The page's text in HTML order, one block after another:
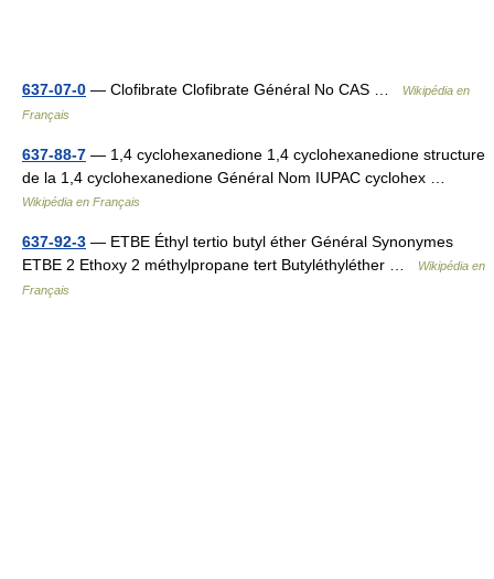
637-07-0 — Clofibrate Clofibrate Général No CAS …
Wikipédia en
Français
637-88-7 — 1,4 cyclohexanedione 1,4 cyclohexanedione structure
de la 1,4 cyclohexanedione Général Nom IUPAC cyclohex …
Wikipédia en Français
637-92-3 — ETBE Éthyl tertio butyl éther Général Synonymes
ETBE 2 Ethoxy 2 méthylpropane tert Butyléthyléther …
Wikipédia en
Français